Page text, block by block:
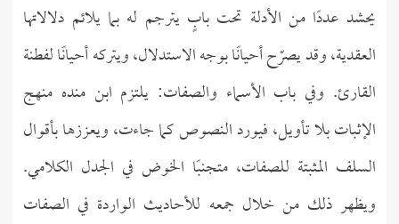
يحشد عددًا من الأدلة تحت بابٍ يترجم له بما يلائم دلالاتها
العقدية، وقد يصرّح أحيانًا بوجه الاستدلال، ويتركه أحيانًا لفطنة
القارئ. وفي باب الأسماء والصفات: يلتزم ابن منده منهج
الإثبات بلا تأويل، فيورد النصوص كما جاءت، ويعززها بأقوال
السلف المثبتة للصفات، متجنبًا الخوض في الجدل الكلامي.
ويظهر ذلك من خلال جمعه للأحاديث الواردة في الصفات